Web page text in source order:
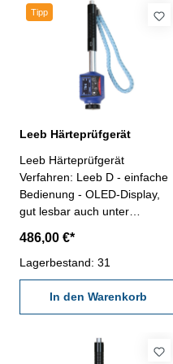
Ablesung 0,5 HC
Tipp
Leeb Härteprüfgerät
Leeb Härteprüfgerät
Verfahren: Leeb D - einfache
Bedienung - OLED-Display,
gut lesbar auch unter
Genauigkeit ± 0,5 % (HLD =
800) und hohe
Wiederholgenauigkeit von 0,8
% - Anzeige von Härtegrad in
HL, HV, HRA, HRC, HRB, HB,
Messwerte - Unterstützung
486,00 €*
Lagerbestand: 31
In den Warenkorb